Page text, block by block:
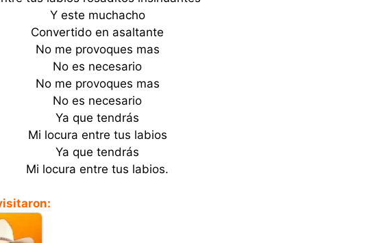
Y este muchacho
Convertido en asaltante
No me provoques mas
No es necesario
No me provoques mas
No es necesario
Ya que tendrás
Mi locura entre tus labios
Ya que tendrás
Mi locura entre tus labios.